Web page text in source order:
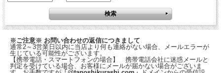
※ご注意※ お問い合わせの返信につきまして
通常2～3営業日以内に当店より何も連絡がない場合、メールエラーが
生じている可能性がございます。
【携帯電話・スマートフォンの場合】 携帯電話会社に迷惑メールと
判定を受けている場合、お客様にメールが届かない場合がございま